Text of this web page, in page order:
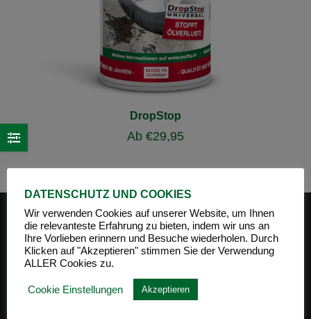
DropStop
Ab €29,95
PRODUKT-KATEGORIEN
Getriebe
Heizung
DATENSCHUTZ UND COOKIES
Wir verwenden Cookies auf unserer Website, um Ihnen
die relevanteste Erfahrung zu bieten, indem wir uns an
Ihre Vorlieben erinnern und Besuche wiederholen. Durch
Klicken auf "Akzeptieren" stimmen Sie der Verwendung
ALLER Cookies zu.
Cookie Einstellungen Akzeptieren